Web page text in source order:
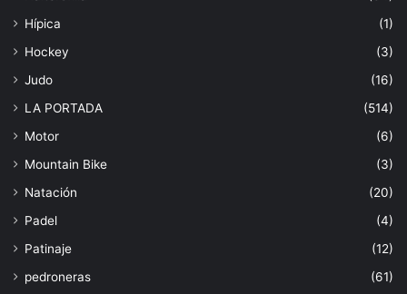
Hípica
(1)
Hockey
(3)
Judo
(16)
LA PORTADA
(514)
Motor
(6)
Mountain Bike
(3)
Natación
(20)
Padel
(4)
Patinaje
(12)
pedroneras
(61)